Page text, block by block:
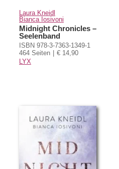
Laura Kneidl
Bianca Iosivoni
Midnight Chronicles –
Seelenband
ISBN 978-3-7363-1349-1
464 Seiten
€ 14,90
LYX